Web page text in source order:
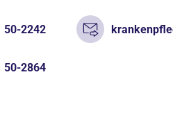
50-2242
50-2864